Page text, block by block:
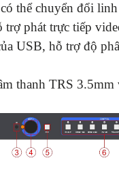
thể chuyển đổi linh
trợ phát trực tiếp
USB, hỗ trợ độ
thanh TRS 3.5mm